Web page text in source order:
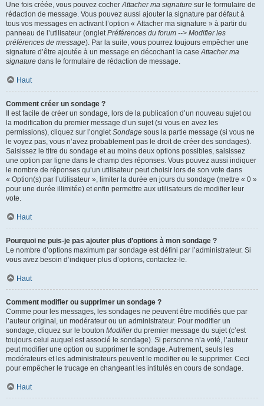
Une fois créée, vous pouvez cocherAttacher ma signature sur le formulaire de
rédaction de message. Vous pouvez aussi ajouter la signature par défaut à
tous vos messages en activant l’option « Attacher ma signature » à partir du
panneau de l’utilisateur (ongletPréférences du forum --> Modifier les
préférences de message). Par la suite, vous pourrez toujours empêcher une
signature d’être ajoutée à un message en décochant la caseAttacher ma
signature dans le formulaire de rédaction de message.
Haut
Comment créer un sondage ?
Il est facile de créer un sondage, lors de la publication d’un nouveau sujet ou
la modification du premier message d’un sujet (si vous en avez les
permissions), cliquez sur l’ongletSondage sous la partie message (si vous ne
le voyez pas, vous n’avez probablement pas le droit de créer des sondages).
Saisissez le titre du sondage et au moins deux options possibles, saisissez
une option par ligne dans le champ des réponses. Vous pouvez aussi indiquer
le nombre de réponses qu’un utilisateur peut choisir lors de son vote dans
« Option(s) par l’utilisateur », limiter la durée en jours du sondage (mettre « 0 »
pour une durée illimitée) et enfin permettre aux utilisateurs de modifier leur
vote.
Haut
Pourquoi ne puis-je pas ajouter plus d’options à mon sondage ?
Le nombre d’options maximum par sondage est défini par l’administrateur. Si
vous avez besoin d’indiquer plus d’options, contactez-le.
Haut
Comment modifier ou supprimer un sondage ?
Comme pour les messages, les sondages ne peuvent être modifiés que par
l’auteur original, un modérateur ou un administrateur. Pour modifier un
sondage, cliquez sur le bouton Modifierdu premier message du sujet (c’est
toujours celui auquel est associé le sondage). Si personne n’a voté, l’auteur
peut modifier une option ou supprimer le sondage. Autrement, seuls les
modérateurs et les administrateurs peuvent le modifier ou le supprimer. Ceci
pour empêcher le trucage en changeant les intitulés en cours de sondage.
Haut